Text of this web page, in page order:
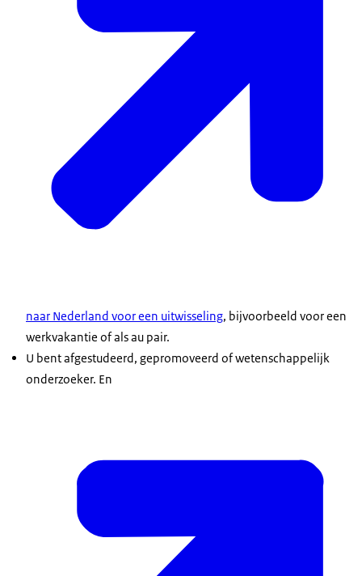
naar Nederland voor een uitwisseling, bijvoorbeeld voor een
werkvakantie of als au pair.
U bent afgestudeerd, gepromoveerd of wetenschappelijk
onderzoeker. En